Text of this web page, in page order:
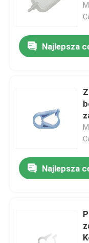
Najlepsza
Najlepsza